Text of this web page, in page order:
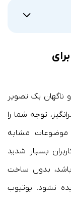
یک تصویر
توجه شما را
موضوعات مشابه
بسیار شدید
بدون ساخت
نشود. یوتیوب